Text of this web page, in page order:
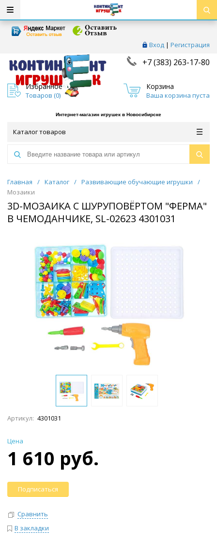
Вход | Регистрация
+7 (383) 263-17-80
Избранное
Товаров (0)
Корзина
Ваша корзина пуста
Интернет-магазин игрушек в Новосибирске
Каталог товаров
Главная / Каталог / Развивающие обучающие игрушки
/
Мозаики
3D-МОЗАИКА С ШУРУПОВЁРТОМ "ФЕРМА"
В ЧЕМОДАНЧИКЕ, SL-02623 4301031
Артикул: 4301031
Цена
1 610 руб.
Подписаться
Сравнить
В закладки